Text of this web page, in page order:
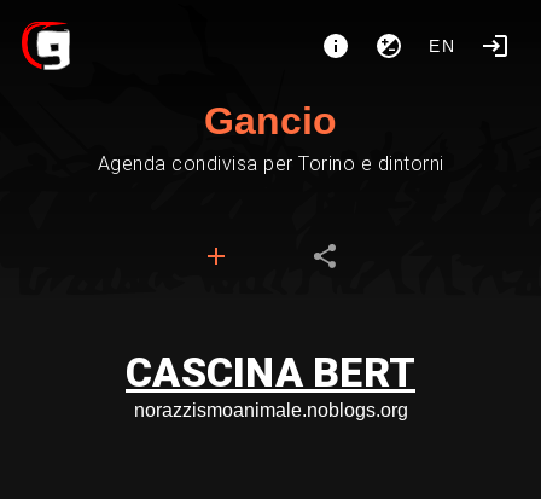
EN
Gancio
Agenda condivisa per Torino e dintorni
CASCINA BERT
norazzismoanimale.noblogs.org